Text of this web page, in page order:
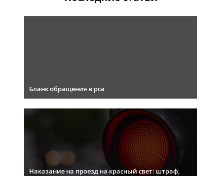
Бланк обращения в рса
Наказание на проезд на красный свет: штраф,